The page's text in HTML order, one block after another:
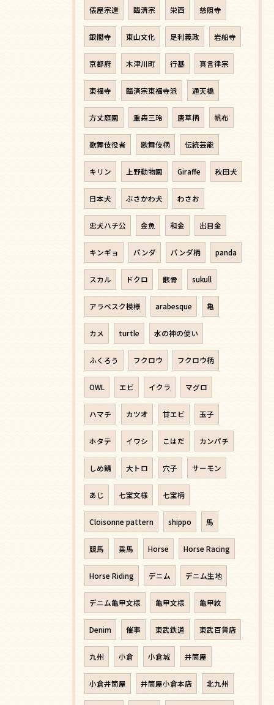
俵屋宗達 臨済宗 栄西 慈照寺
銀閣寺 東山文化 足利義政 岩船寺
京都府 木津川町 行基 真言律宗
東福寺 臨済宗東福寺派 通天橋
方丈庭園 重森三玲 唐草柄 帆布
歌舞伎役者 歌舞伎柄 伝統芸能
キリン 上野動物園 Giraffe 秋田犬
日本犬 ぶさかわ犬 わさお
忠犬ハチ公 金魚 和金 出目金
キンギョ パンダ パンダ柄 panda
スカル ドクロ 骸骨 sukull
アラベスク模様 arabesque 亀
カメ turtle 水の神の使い
ふくろう フクロウ フクロウ柄
OWL エビ イクラ マグロ
ハマチ カツオ 甘エビ 玉子
ホタテ イワシ こはだ カンパチ
しめ鯖 大トロ 穴子 サーモン
あじ 七宝文様 七宝柄
Cloisonne pattern shippo 馬
競馬 乗馬 Horse Horse Racing
Horse Riding デニム デニム生地
デニム亀甲文様 亀甲文様 亀甲紋
Denim 催事 東武鉄道 東武百貨店
九州 小倉 小倉城 井筒屋
小倉井筒屋 井筒屋小倉本店 北九州